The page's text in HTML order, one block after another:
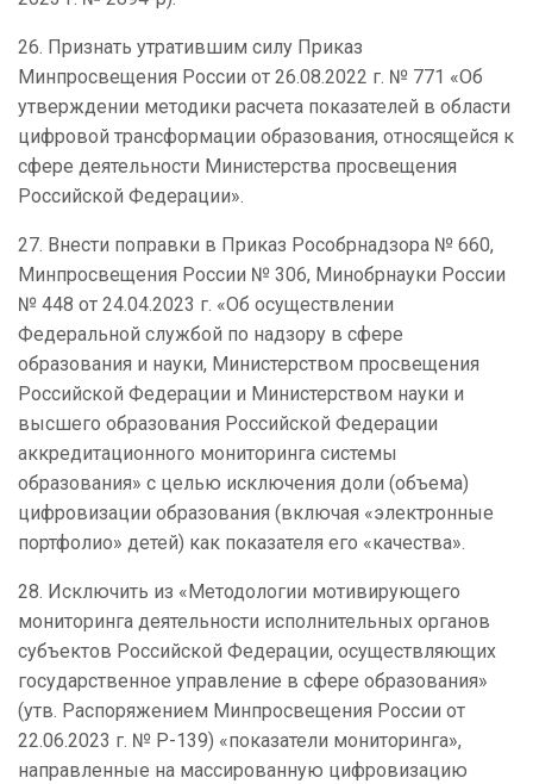
26. Признать утратившим силу Приказ
Минпросвещения России от 26.08.2022 г. № 771 «Об
утверждении методики расчета показателей в области
цифровой трансформации образования, относящейся к
сфере деятельности Министерства просвещения
Российской Федерации».
27. Внести поправки в Приказ Рособрнадзора № 660,
Минпросвещения России № 306, Минобрнауки России
№ 448 от 24.04.2023 г. «Об осуществлении
Федеральной службой по надзору в сфере
образования и науки, Министерством просвещения
Российской Федерации и Министерством науки и
высшего образования Российской Федерации
аккредитационного мониторинга системы
образования» с целью исключения доли (объема)
цифровизации образования (включая «электронные
портфолио» детей) как показателя его «качества».
28. Исключить из «Методологии мотивирующего
мониторинга деятельности исполнительных органов
субъектов Российской Федерации, осуществляющих
государственное управление в сфере образования»
(утв. Распоряжением Минпросвещения России от
22.06.2023 г. № Р-139) «показатели мониторинга»,
направленные на массированную цифровизацию